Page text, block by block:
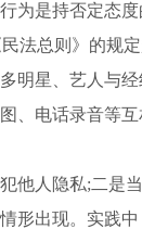
是持否定态度
法总则》的规
星、艺人与经
、电话录音等
人隐私;二是
形出现。实践